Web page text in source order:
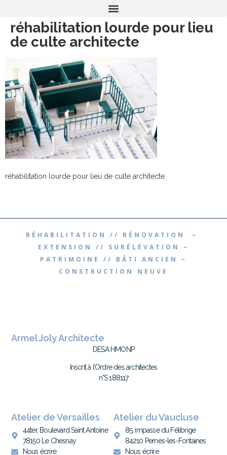
réhabilitation lourde pour lieu
de culte architecte
réhabilitation lourde pour lieu de culte architecte
RÉHABILITATION // RÉNOVATION –
EXTENSION // SURÉLÉVATION –
PATRIMOINE // BÂTI ANCIEN –
CONSTRUCTION NEUVE
Armel Joly Architecte
DESA HMONP
Inscrit à l’Ordre des architectes
n°S 188117
Atelier de Versailles
44ter, Boulevard Saint Antoine
78150 Le Chesnay
Nous écrire
Atelier du Vaucluse
85, impasse du Félibrige
84210 Pernes-les-Fontaines
Nous écrire